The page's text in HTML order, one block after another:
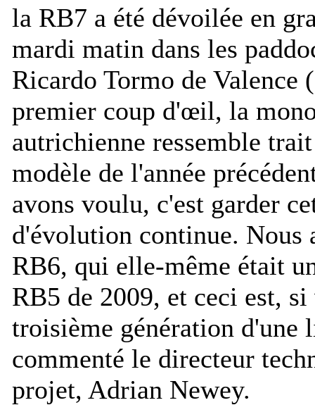
la RB7 a été dévoilée en
mardi matin dans les
Ricardo Tormo de Valence
premier coup d'œil, la
autrichienne ressemble
modèle de l'année
avons voulu, c'est garder
d'évolution continue. Nous
RB6, qui elle-même était
RB5 de 2009, et ceci est,
troisième génération d'une
commenté le directeur
projet, Adrian Newey.